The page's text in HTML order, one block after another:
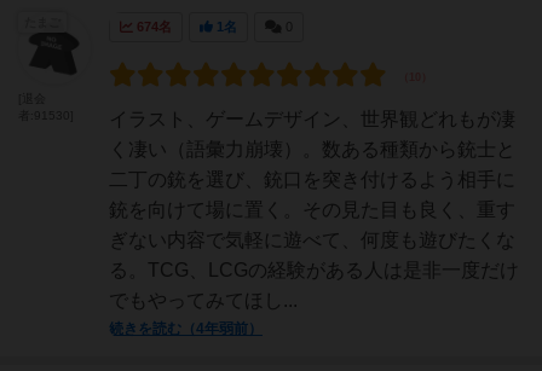
674名 1名
イラスト、ゲームデザイン、世界観どれもが凄
く凄い（語彙力崩壊）。数ある種類から銃士と
二丁の銃を選び、銃口を突き付けるよう相手に
銃を向けて場に置く。その見た目も良く、重す
ぎない内容で気軽に遊べて、何度も遊びたくな
る。TCG、LCGの経験がある人は是非一度だけ
でもやってみてほし...
続きを読む（4年弱前）